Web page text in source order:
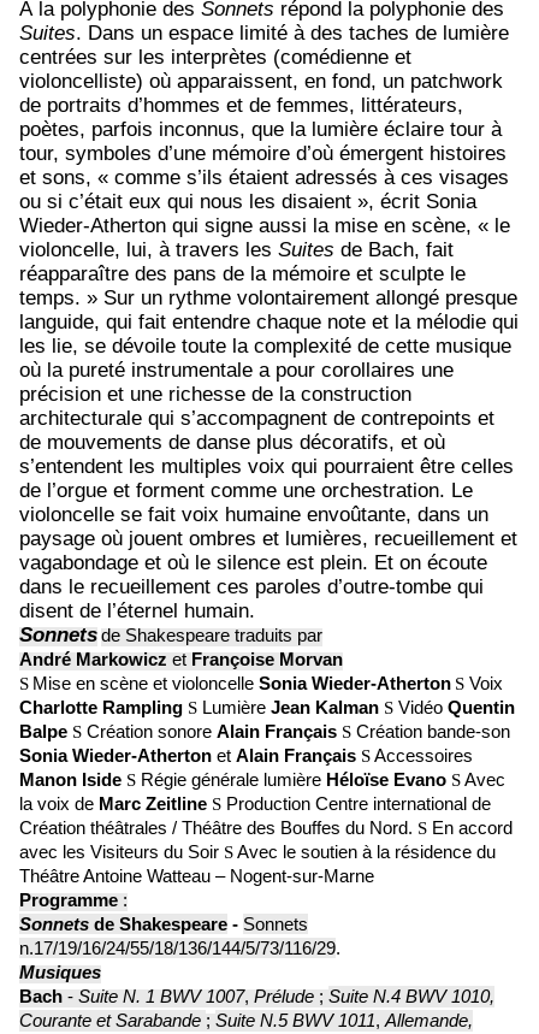
À la polyphonie des Sonnets répond la polyphonie des
Suites. Dans un espace limité à des taches de lumière
centrées sur les interprètes (comédienne et
violoncelliste) où apparaissent, en fond, un patchwork
de portraits d’hommes et de femmes, littérateurs,
poètes, parfois inconnus, que la lumière éclaire tour à
tour, symboles d’une mémoire d’où émergent histoires
et sons, « comme s’ils étaient adressés à ces visages
ou si c’était eux qui nous les disaient », écrit Sonia
Wieder-Atherton qui signe aussi la mise en scène, « le
violoncelle, lui, à travers les Suites de Bach, fait
réapparaître des pans de la mémoire et sculpte le
temps. » Sur un rythme volontairement allongé presque
languide, qui fait entendre chaque note et la mélodie qui
les lie, se dévoile toute la complexité de cette musique
où la pureté instrumentale a pour corollaires une
précision et une richesse de la construction
architecturale qui s’accompagnent de contrepoints et
de mouvements de danse plus décoratifs, et où
s’entendent les multiples voix qui pourraient être celles
de l’orgue et forment comme une orchestration. Le
violoncelle se fait voix humaine envoûtante, dans un
paysage où jouent ombres et lumières, recueillement et
vagabondage et où le silence est plein. Et on écoute
dans le recueillement ces paroles d’outre-tombe qui
disent de l’éternel humain.
Sonnetsde Shakespeare traduits par
André Markowicz et Françoise Morvan
S Mise en scène et violoncelle Sonia Wieder-Atherton S Voix
Charlotte Rampling S Lumière Jean Kalman S Vidéo Quentin
Balpe S Création sonore Alain Français S Création bande-son
Sonia Wieder-Atherton et Alain Français SAccessoires
Manon Iside S Régie générale lumière Héloïse Evano SAvec
la voix de Marc Zeitline S Production Centre international de
Création théâtrales / Théâtre des Bouffes du Nord. S En accord
avec les Visiteurs du Soir SAvec le soutien à la résidence du
Théâtre Antoine Watteau – Nogent-sur-Marne
Programme :
Sonnets de Shakespeare - Sonnets
n.17/19/16/24/55/18/136/144/5/73/116/29.
Musiques
Bach - Suite N. 1 BWV 1007, Prélude ; Suite N.4 BWV 1010,
Courante et Sarabande ; Suite N.5 BWV 1011, Allemande,